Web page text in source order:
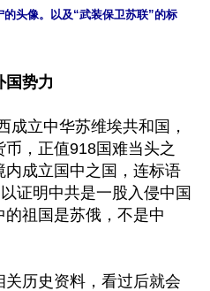
头像。以及“武装保卫苏联”的标
国势力
成立中华苏维埃共和国，
，正值918国难当头之
成立国中之国，连标语
证明中共是一股入侵中国
祖国是苏俄，不是中
历史资料，看过后就会